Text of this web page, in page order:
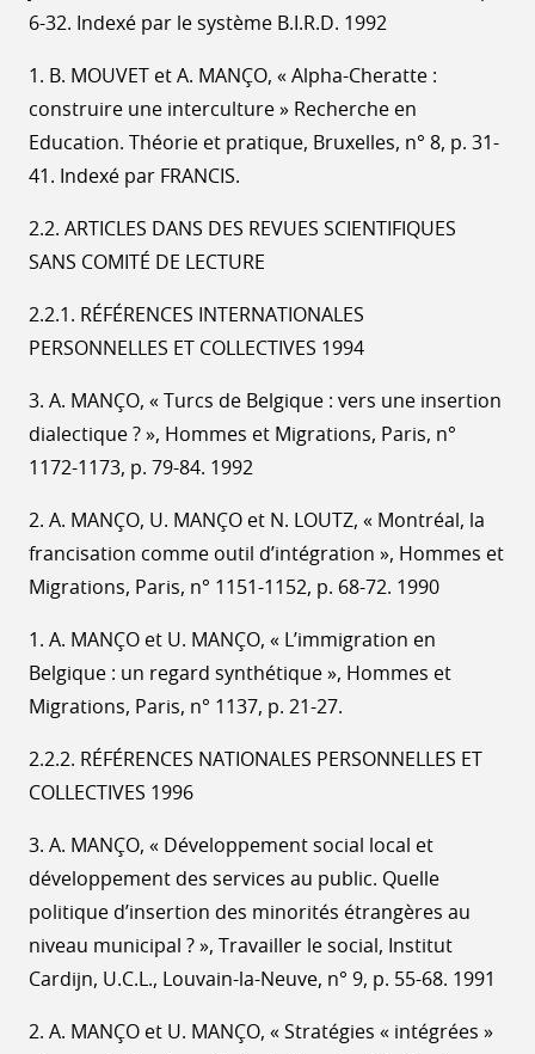
6-32. Indexé par le système B.I.R.D. 1992
1. B. MOUVET et A. MANÇO, « Alpha-Cheratte :
construire une interculture » Recherche en
Education. Théorie et pratique, Bruxelles, n° 8, p. 31-
41. Indexé par FRANCIS.
2.2. ARTICLES DANS DES REVUES SCIENTIFIQUES
SANS COMITÉ DE LECTURE
2.2.1. RÉFÉRENCES INTERNATIONALES
PERSONNELLES ET COLLECTIVES 1994
3. A. MANÇO, « Turcs de Belgique : vers une insertion
dialectique ? », Hommes et Migrations, Paris, n°
1172-1173, p. 79-84. 1992
2. A. MANÇO, U. MANÇO et N. LOUTZ, « Montréal, la
francisation comme outil d’intégration », Hommes et
Migrations, Paris, n° 1151-1152, p. 68-72. 1990
1. A. MANÇO et U. MANÇO, « L’immigration en
Belgique : un regard synthétique », Hommes et
Migrations, Paris, n° 1137, p. 21-27.
2.2.2. RÉFÉRENCES NATIONALES PERSONNELLES ET
COLLECTIVES 1996
3. A. MANÇO, « Développement social local et
développement des services au public. Quelle
politique d’insertion des minorités étrangères au
niveau municipal ? », Travailler le social, Institut
Cardijn, U.C.L., Louvain-la-Neuve, n° 9, p. 55-68. 1991
2. A. MANÇO et U. MANÇO, « Stratégies « intégrées »